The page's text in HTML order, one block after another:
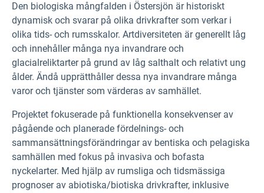
Den biologiska mångfalden i Östersjön är historiskt
dynamisk och svarar på olika drivkrafter som verkar i
olika tids- och rumsskalor. Artdiversiteten är generellt låg
och innehåller många nya invandrare och
glacialreliktarter på grund av låg salthalt och relativt ung
ålder. Ändå upprätthåller dessa nya invandrare många
varor och tjänster som värderas av samhället.
Projektet fokuserade på funktionella konsekvenser av
pågående och planerade fördelnings- och
sammansättningsförändringar av bentiska och pelagiska
samhällen med fokus på invasiva och bofasta
nyckelarter. Med hjälp av rumsliga och tidsmässiga
prognoser av abiotiska/biotiska drivkrafter, inklusive